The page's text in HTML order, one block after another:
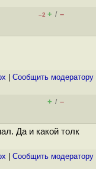
–2 + / –
Cообщить модератору
+ / –
Да и какой толк
Cообщить модератору